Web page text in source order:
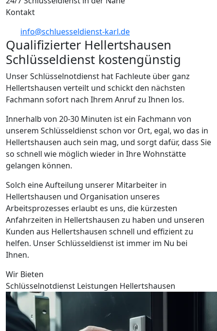
Kontakt
info@schluesseldienst-karl.de
Qualifizierter Hellertshausen
Schlüsseldienst kostengünstig
Unser Schlüsselnotdienst hat Fachleute über ganz
Hellertshausen verteilt und schickt den nächsten
Fachmann sofort nach Ihrem Anruf zu Ihnen los.
Innerhalb von 20-30 Minuten ist ein Fachmann von
unserem Schlüsseldienst schon vor Ort, egal, wo das in
Hellertshausen auch sein mag, und sorgt dafür, dass Sie
so schnell wie möglich wieder in Ihre Wohnstätte
gelangen können.
Solch eine Aufteilung unserer Mitarbeiter in
Hellertshausen und Organisation unseres
Arbeitsprozesses erlaubt es uns, die kürzesten
Anfahrzeiten in Hellertshausen zu haben und unseren
Kunden aus Hellertshausen schnell und effizient zu
helfen. Unser Schlüsseldienst ist immer im Nu bei
Ihnen.
Wir Bieten
Schlüsselnotdienst Leistungen Hellertshausen